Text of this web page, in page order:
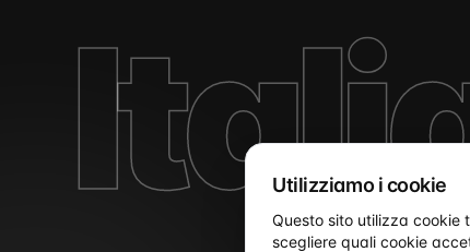
Utilizziamo i cookie
Questo sito utilizza cookie
scegliere quali cookie